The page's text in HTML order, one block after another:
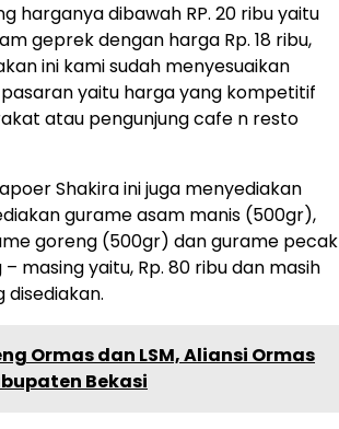
harganya dibawah RP. 20 ribu yaitu
geprek dengan harga Rp. 18 ribu,
ini kami sudah menyesuaikan
yaitu harga yang kompetitif
atau pengunjung cafe n resto
Shakira ini juga menyediakan
gurame asam manis (500gr),
goreng (500gr) dan gurame pecak
masing yaitu, Rp. 80 ribu dan masih
Ormas dan LSM, Aliansi Ormas
Bekasi